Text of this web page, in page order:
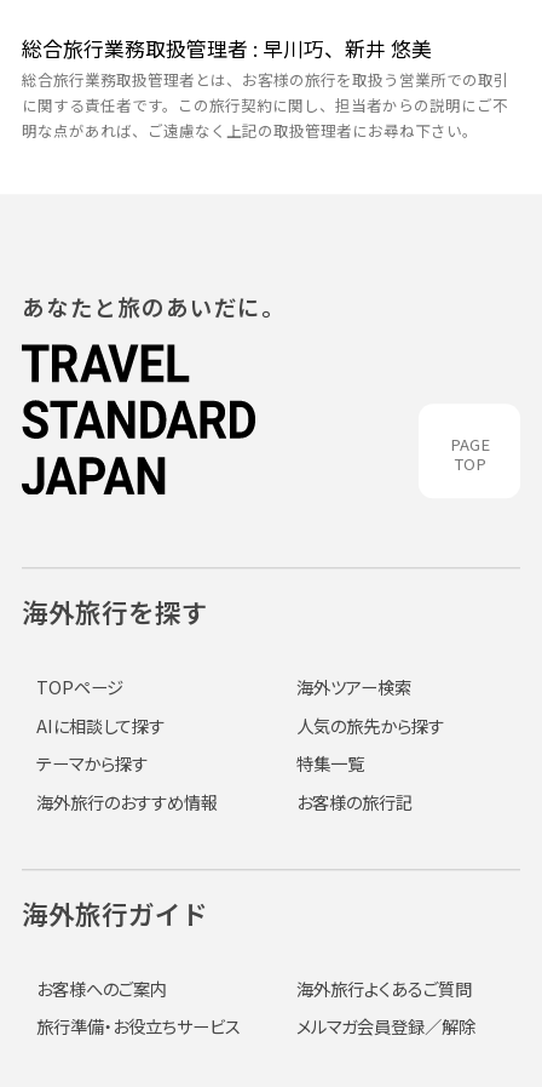
総合旅行業務取扱管理者 : 早川巧、新井 悠美
総合旅行業務取扱管理者とは、お客様の旅行を取扱う営業所での取引
に関する責任者です。この旅行契約に関し、担当者からの説明にご不
明な点があれば、ご遠慮なく上記の取扱管理者にお尋ね下さい。
PAGE
TOP
あなたと旅のあいだに。
海外旅行を探す
TOPページ
海外ツアー検索
AIに相談して探す
人気の旅先から探す
テーマから探す
特集一覧
海外旅行のおすすめ情報
お客様の旅行記
海外旅行ガイド
お客様へのご案内
海外旅行よくあるご質問
旅行準備・お役立ちサービス
メルマガ会員登録／解除